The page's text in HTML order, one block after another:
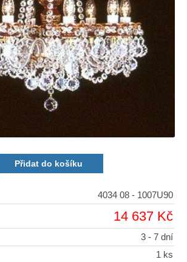
4034 08 - 1007U90
14 637 Kč
3 - 7 dní
1 ks